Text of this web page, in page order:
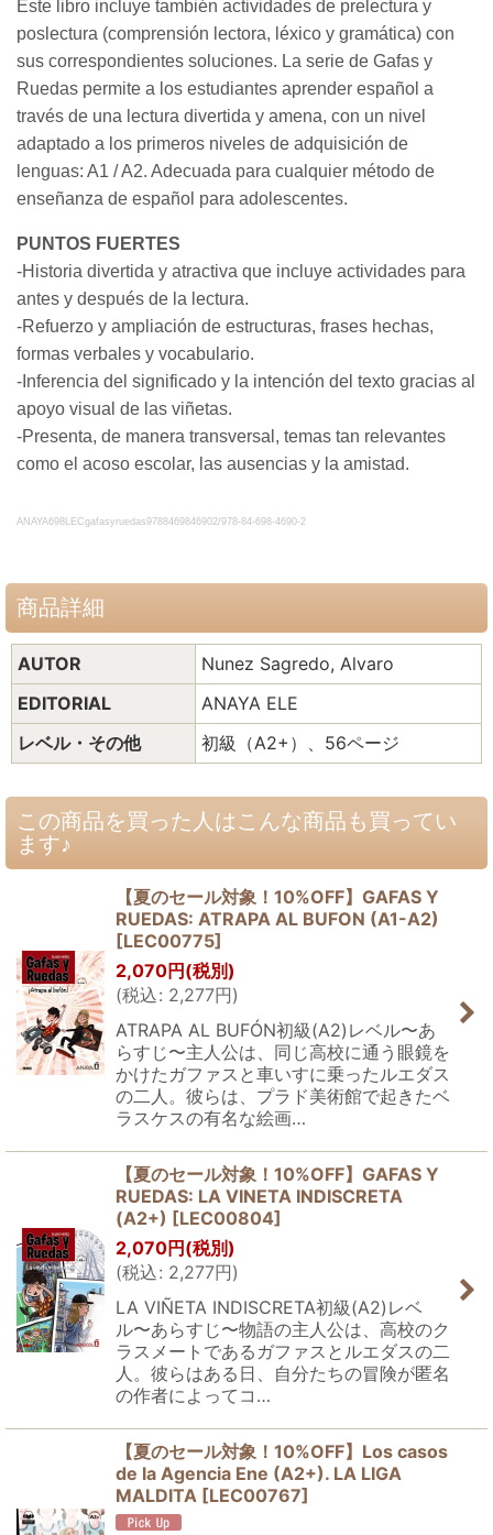
Este libro incluye también actividades de prelectura y
poslectura (comprensión lectora, léxico y gramática) con
sus correspondientes soluciones. La serie de Gafas y
Ruedas permite a los estudiantes aprender español a
través de una lectura divertida y amena, con un nivel
adaptado a los primeros niveles de adquisición de
lenguas: A1 / A2. Adecuada para cualquier método de
enseñanza de español para adolescentes.
PUNTOS FUERTES
-Historia divertida y atractiva que incluye actividades para
antes y después de la lectura.
-Refuerzo y ampliación de estructuras, frases hechas,
formas verbales y vocabulario.
-Inferencia del significado y la intención del texto gracias al
apoyo visual de las viñetas.
-Presenta, de manera transversal, temas tan relevantes
como el acoso escolar, las ausencias y la amistad.
ANAYA698LECgafasyruedas9788469846902/978-84-698-4690-2
商品詳細
AUTOR
Nunez Sagredo, Alvaro
EDITORIAL
ANAYA ELE
レベル・その他
初級（A2+）、56ページ
この商品を買った人はこんな商品も買ってい
ます♪
【夏のセール対象！10%OFF】GAFAS Y
RUEDAS: ATRAPA AL BUFON (A1-A2)
[LEC00775]
2,070円 (税別)
(税込: 2,277円)
ATRAPA AL BUFÓN初級(A2)レベル〜あ
らすじ〜主人公は、同じ高校に通う眼鏡を
かけたガファスと車いすに乗ったルエダス
の二人。彼らは、プラド美術館で起きたベ
ラスケスの有名な絵画…
【夏のセール対象！10%OFF】GAFAS Y
RUEDAS: LA VINETA INDISCRETA
(A2+) [LEC00804]
2,070円 (税別)
(税込: 2,277円)
LA VIÑETA INDISCRETA初級(A2)レベ
ル〜あらすじ〜物語の主人公は、高校のク
ラスメートであるガファスとルエダスの二
人。彼らはある日、自分たちの冒険が匿名
の作者によってコ…
【夏のセール対象！10%OFF】Los casos
de la Agencia Ene (A2+). LA LIGA
MALDITA [LEC00767]